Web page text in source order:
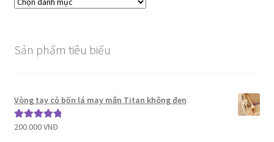
Sản phẩm tiêu biểu
Vòng tay cỏ bốn lá may mắn Titan không đen
Được xếp
200.000VNĐ